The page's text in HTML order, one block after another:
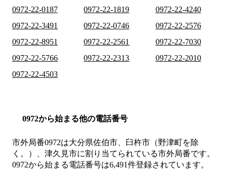
0972-22-0187
0972-22-1819
0972-22-4240
0972-22-3491
0972-22-0746
0972-22-2576
0972-22-8951
0972-22-2561
0972-22-7030
0972-22-5766
0972-22-2313
0972-22-2010
0972-22-4503
0972から始まる他の電話番号
市外局番0972は大分県佐伯市、臼杵市（野津町を除
く。）、津久見市に割り当てられている市外局番です。
0972から始まる電話番号は6,491件登録されています。